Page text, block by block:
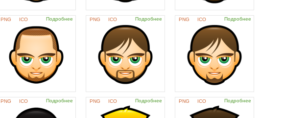
PNG ICO Подробнее PNG ICO Подробнее PNG ICO Подробнее
PNG ICO Подробнее PNG ICO Подробнее PNG ICO Подробнее